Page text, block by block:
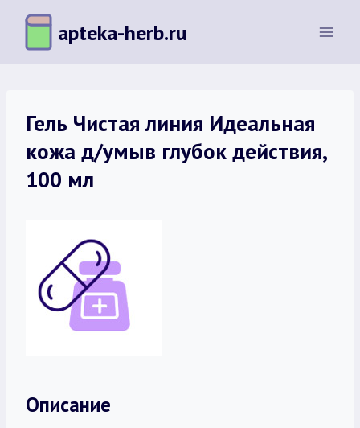
Перейти
содержимому
apteka-herb.ru
Гель Чистая линия Идеальная
кожа д/умыв глубок действия,
100 мл
Описание